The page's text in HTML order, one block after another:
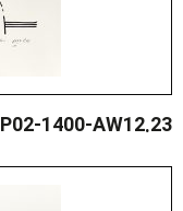
P02-1400-AW12.23